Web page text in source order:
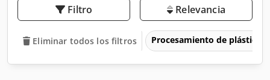
Filtro Relevancia
Eliminar todos los filtros Procesamiento de plásticos